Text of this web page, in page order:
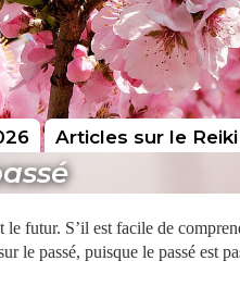
Articles sur le Reiki
futur. S’il est facile de
le passé, puisque le passé est